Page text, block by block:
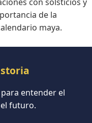
de la
maya.
entender el
futuro.